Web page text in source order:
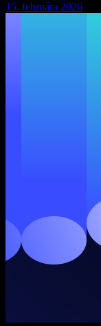
15. februára 2026